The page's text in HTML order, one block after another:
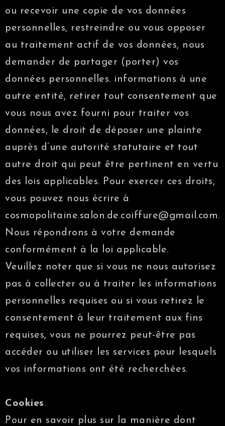
ou recevoir une copie de vos données
personnelles, restreindre ou vous opposer
au traitement actif de vos données, nous
demander de partager (porter) vos
données personnelles. informations à une
autre entité, retirer tout consentement que
vous nous avez fourni pour traiter vos
données, le droit de déposer une plainte
auprès d’une autorité statutaire et tout
autre droit qui peut être pertinent en vertu
des lois applicables. Pour exercer ces droits,
vous pouvez nous écrire à
cosmopolitaine.salon.de.coiffure@gmail.com.
Nous répondrons à votre demande
conformément à la loi applicable.
Veuillez noter que si vous ne nous autorisez
pas à collecter ou à traiter les informations
personnelles requises ou si vous retirez le
consentement à leur traitement aux fins
requises, vous ne pourrez peut-être pas
accéder ou utiliser les services pour lesquels
vos informations ont été recherchées.
Cookies.
Pour en savoir plus sur la manière dont